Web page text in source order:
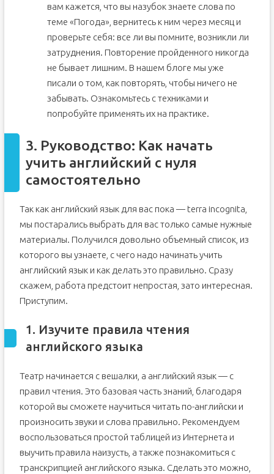
вам кажется, что вы назубок знаете слова по
теме «Погода», вернитесь к ним через месяц и
проверьте себя: все ли вы помните, возникли ли
затруднения. Повторение пройденного никогда
не бывает лишним. В нашем блоге мы уже
писали о том, как повторять, чтобы ничего не
забывать. Ознакомьтесь с техниками и
попробуйте применять их на практике.
3. Руководство: Как начать
учить английский с нуля
самостоятельно
Так как английский язык для вас пока — terra incognita,
мы постарались выбрать для вас только самые нужные
материалы. Получился довольно объемный список, из
которого вы узнаете, с чего надо начинать учить
английский язык и как делать это правильно. Сразу
скажем, работа предстоит непростая, зато интересная.
Приступим.
1. Изучите правила чтения
английского языка
Театр начинается с вешалки, а английский язык — с
правил чтения. Это базовая часть знаний, благодаря
которой вы сможете научиться читать по-английски и
произносить звуки и слова правильно. Рекомендуем
воспользоваться простой таблицей из Интернета и
выучить правила наизусть, а также познакомиться с
транскрипцией английского языка. Сделать это можно,